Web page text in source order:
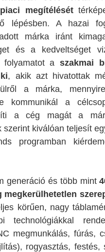
megítélését
lépésben. A hazai
márka iránt
és a kedveltséget
folyamatot aszakmai
, akik azt hivatottak
a márka,
kommunikál a
a cég magát a
szerint kiválóan teljesít
programban
generáció és több mint
megkerülhetetlen
körűen, nagy
technológiákkal
megmunkálás, fúrás,
rogyasztás, festés,